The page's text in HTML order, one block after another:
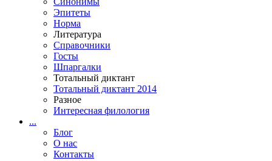
Эпитеты
Норма
Литература
Справочники
Госты
Шпаргалки
Тотальный диктант
Тотальный диктант 2014
Разное
Интересная филология
...
Блог
О нас
Контакты